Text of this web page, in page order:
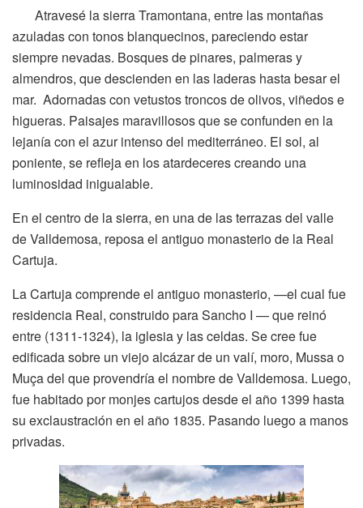
Atravesé la sierra Tramontana, entre las montañas
azuladas con tonos blanquecinos, pareciendo estar
siempre nevadas. Bosques de pinares, palmeras y
almendros, que descienden en las laderas hasta besar el
mar. Adornadas con vetustos troncos de olivos, viñedos e
higueras. Paisajes maravillosos que se confunden en la
lejanía con el azur intenso del mediterráneo. El sol, al
poniente, se refleja en los atardeceres creando una
luminosidad inigualable.
En el centro de la sierra, en una de las terrazas del valle
de Valldemosa, reposa el antiguo monasterio de la Real
Cartuja.
La Cartuja comprende el antiguo monasterio, —el cual fue
residencia Real, construido para Sancho I — que reinó
entre (1311-1324), la iglesia y las celdas. Se cree fue
edificada sobre un viejo alcázar de un valí, moro, Mussa o
Muça del que provendría el nombre de Valldemosa. Luego,
fue habitado por monjes cartujos desde el año 1399 hasta
su exclaustración en el año 1835. Pasando luego a manos
privadas.